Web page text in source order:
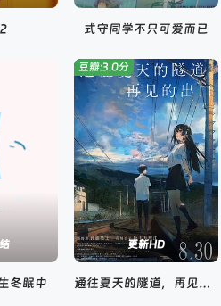
式守同学不只可爱而已
冬眠中
更新HD
豆瓣:3.0分
通往夏天的隧道，再见的出口国语